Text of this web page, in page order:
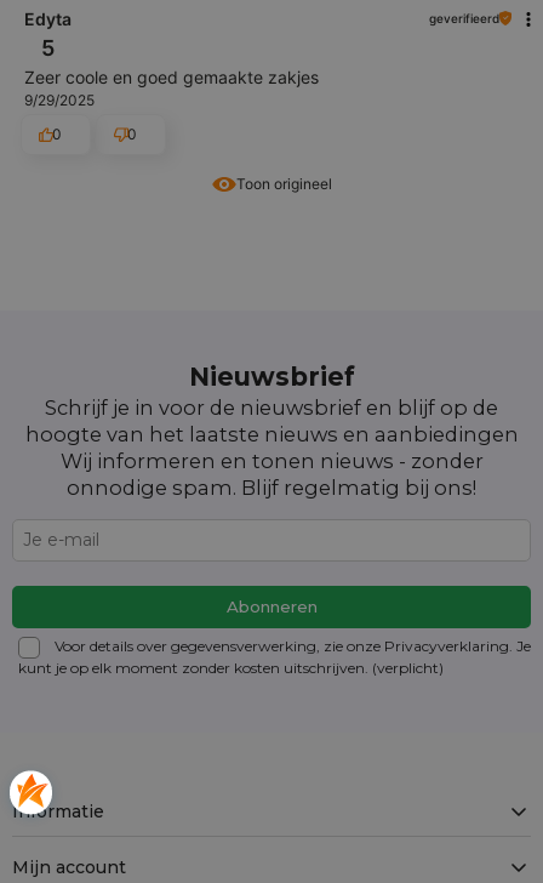
Toon origineel
Edyta geverifieerd
5
Zeer coole en goed gemaakte zakjes
9/29/2025
0
0
Nieuwsbrief
Schrijf je in voor de nieuwsbrief en blijf op de
hoogte van het laatste nieuws en aanbiedingen
Wij informeren en tonen nieuws - zonder
onnodige spam. Blijf regelmatig bij ons!
Voor details over gegevensverwerking, zie onze Privacyverklaring. Je
kunt je op elk moment zonder kosten uitschrijven. (verplicht)
Informatie
Mijn account